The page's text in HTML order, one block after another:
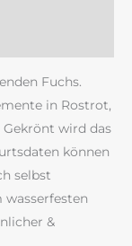
Fuchs.
in Rostrot,
Gekrönt wird das
können
selbst
&